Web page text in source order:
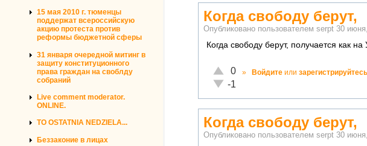
15 мая 2010 г. тюменцы
поддержат всероссийскую
акцию протеста против
реформы бюджетной сферы
31 января очередной митинг в
защиту конституционного
права граждан на своблду
собраний
Live comment moderator.
ONLINE.
TO OSTATNIA NEDZIELA...
Беззаконие в лицах
Когда свободу берут,
Опубликовано пользователем serpt 30
Когда свободу берут, получается как на
Отлично!
0
Неадекватно!
-1
» Войдите или зарегистрируйтесь
Когда свободу берут,
Опубликовано пользователем serpt 30